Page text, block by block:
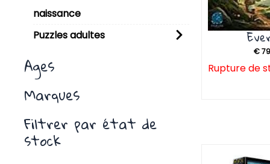
naissance
Puzzles adultes
Ages
Marques
Filtrer par état de
stock
€
Rupture de